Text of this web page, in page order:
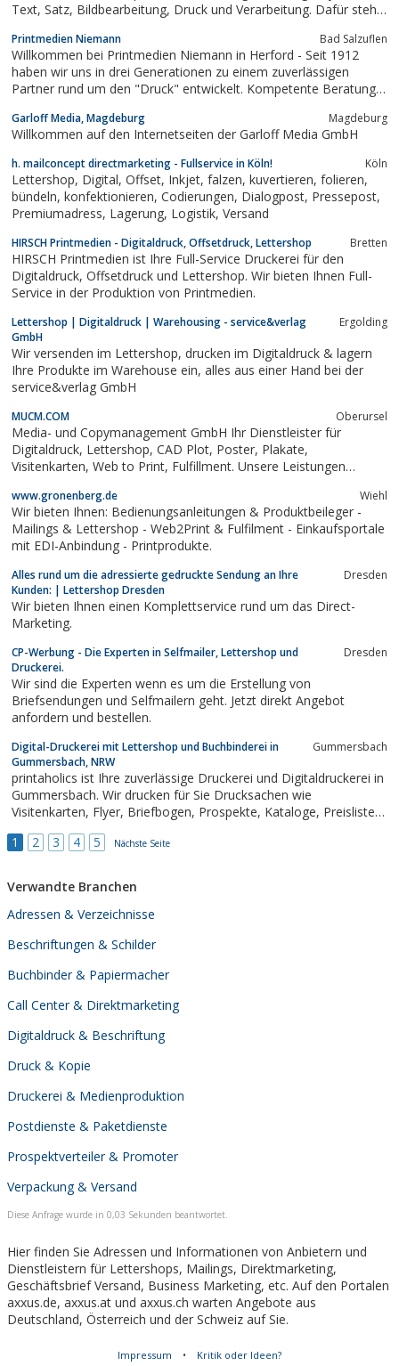
Text, Satz, Bildbearbeitung, Druck und Verarbeitung. Dafür steht
modernsten DTP-Systemen und Gestaltungsprogrammen, in der
Produktion an leistungsfähigen...
Printmedien Niemann Bad Salzuflen
Willkommen bei Printmedien Niemann in Herford - Seit 1912
haben wir uns in drei Generationen zu einem zuverlässigen
Partner rund um den "Druck" entwickelt. Kompetente Beratung
Garloff Media, Magdeburg Magdeburg
Willkommen auf den Internetseiten der Garloff Media GmbH
h. mailconcept directmarketing - Fullservice in Köln! Köln
Lettershop, Digital, Offset, Inkjet, falzen, kuvertieren, folieren,
bündeln, konfektionieren, Codierungen, Dialogpost, Pressepost,
Premiumadress, Lagerung, Logistik, Versand
HIRSCH Printmedien - Digitaldruck, Offsetdruck, Lettershop Bretten
HIRSCH Printmedien ist Ihre Full-Service Druckerei für den
Digitaldruck, Offsetdruck und Lettershop. Wir bieten Ihnen Full-
Service in der Produktion von Printmedien.
Lettershop | Digitaldruck | Warehousing - service&verlag
GmbH
Ergolding
Wir versenden im Lettershop, drucken im Digitaldruck & lagern
Ihre Produkte im Warehouse ein, alles aus einer Hand bei der
service&verlag GmbH
MUCM.COM Oberursel
Media- und Copymanagement GmbH Ihr Dienstleister für
Digitaldruck, Lettershop, CAD Plot, Poster, Plakate,
Visitenkarten, Web to Print, Fulfillment. Unsere Leistungen
hochkomplexen Druckprozessen und Digitalisierungslösungen.
honkidonkidot
www.gronenberg.de Wiehl
Wir bieten Ihnen: Bedienungsanleitungen & Produktbeileger -
Mailings & Lettershop - Web2Print & Fulfilment - Einkaufsportale
mit EDI-Anbindung - Printprodukte.
Alles rund um die adressierte gedruckte Sendung an Ihre
Kunden: | Lettershop Dresden
Dresden
Wir bieten Ihnen einen Komplettservice rund um das Direct-
Marketing.
CP-Werbung - Die Experten in Selfmailer, Lettershop und
Druckerei.
Dresden
Wir sind die Experten wenn es um die Erstellung von
Briefsendungen und Selfmailern geht. Jetzt direkt Angebot
anfordern und bestellen.
Digital-Druckerei mit Lettershop und Buchbinderei in
Gummersbach, NRW
Gummersbach
printaholics ist Ihre zuverlässige Druckerei und Digitaldruckerei in
Gummersbach. Wir drucken für Sie Drucksachen wie
Visitenkarten, Flyer, Briefbogen, Prospekte, Kataloge, Preislisten,
andere mehr in kleinen und großen Auflagen.
1 2 3 4 5 Nächste Seite
Verwandte Branchen
Adressen & Verzeichnisse
Beschriftungen & Schilder
Buchbinder & Papiermacher
Call Center & Direktmarketing
Digitaldruck & Beschriftung
Druck & Kopie
Druckerei & Medienproduktion
Postdienste & Paketdienste
Prospektverteiler & Promoter
Verpackung & Versand
Diese Anfrage wurde in 0,03 Sekunden beantwortet.
Hier finden Sie Adressen und Informationen von Anbietern und
Dienstleistern für Lettershops, Mailings, Direktmarketing,
Geschäftsbrief Versand, Business Marketing, etc. Auf den Portalen
axxus.de, axxus.at und axxus.ch warten Angebote aus
Deutschland, Österreich und der Schweiz auf Sie.
Impressum • Kritik oder Ideen?